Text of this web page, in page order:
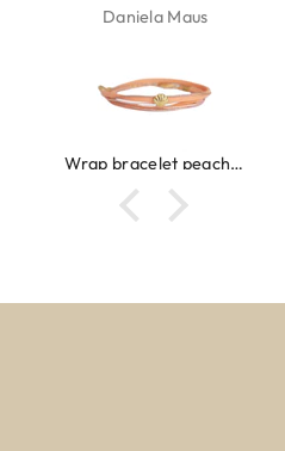
Daniela Maus
Wrap bracelet peach shell